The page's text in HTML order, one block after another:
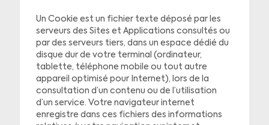
Un Cookie est un fichier texte déposé par les
serveurs des Sites et Applications consultés ou
par des serveurs tiers, dans un espace dédié du
disque dur de votre terminal (ordinateur,
tablette, téléphone mobile ou tout autre
appareil optimisé pour Internet), lors de la
consultation d’un contenu ou de l’utilisation
d’un service. Votre navigateur internet
enregistre dans ces fichiers des informations